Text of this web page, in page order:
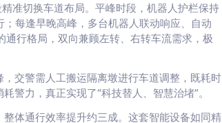
准切换车道布局。平峰时段，机器人护栏保持
每逢早晚高峰，多台机器人联动响应、自动
行格局，双向兼顾左转、右转车流需求，极
交警需人工搬运隔离墩进行车道调整，既耗时
警力，真正实现了“科技替人、智慧治堵”。
体通行效率提升约三成。这套智能设备如同精